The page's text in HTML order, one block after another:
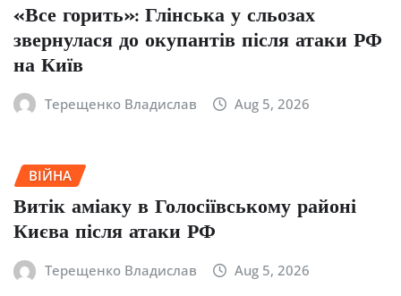
«Все горить»: Глінська у сльозах
звернулася до окупантів після атаки РФ
на Київ
Терещенко Владислав Aug 5, 2026
ВІЙНА
Витік аміаку в Голосіївському районі
Києва після атаки РФ
Терещенко Владислав Aug 5, 2026